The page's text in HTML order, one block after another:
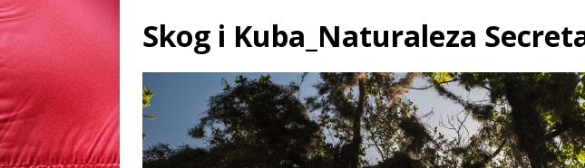
Skog i Kuba_Naturaleza